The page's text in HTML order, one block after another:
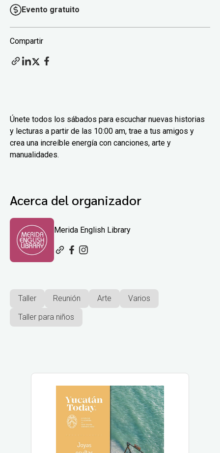
Evento gratuito
Compartir
Únete todos los sábados para escuchar nuevas historias
y lecturas a partir de las 10:00 am, trae a tus amigos y
crea una increíble energía con canciones, arte y
manualidades.
Acerca del organizador
Merida English Library
Taller Reunión Arte
Varios
Taller para niños